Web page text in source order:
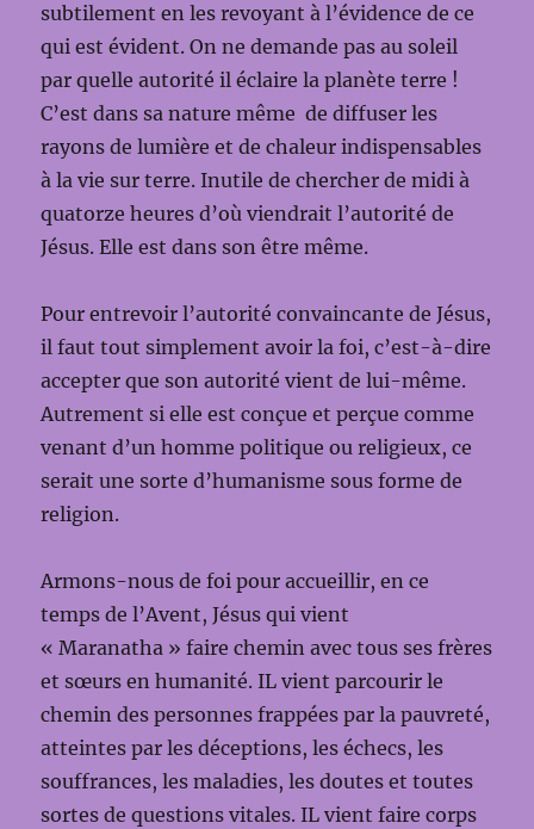
subtilement en les revoyant à l’évidence de ce
qui est évident. On ne demande pas au soleil
par quelle autorité il éclaire la planète terre !
C’est dans sa nature même de diffuser les
rayons de lumière et de chaleur indispensables
à la vie sur terre. Inutile de chercher de midi à
quatorze heures d’où viendrait l’autorité de
Jésus. Elle est dans son être même.
Pour entrevoir l’autorité convaincante de Jésus,
il faut tout simplement avoir la foi, c’est-à-dire
accepter que son autorité vient de lui-même.
Autrement si elle est conçue et perçue comme
venant d’un homme politique ou religieux, ce
serait une sorte d’humanisme sous forme de
religion.
Armons-nous de foi pour accueillir, en ce
temps de l’Avent, Jésus qui vient
« Maranatha » faire chemin avec tous ses frères
et sœurs en humanité. IL vient parcourir le
chemin des personnes frappées par la pauvreté,
atteintes par les déceptions, les échecs, les
souffrances, les maladies, les doutes et toutes
sortes de questions vitales. IL vient faire corps